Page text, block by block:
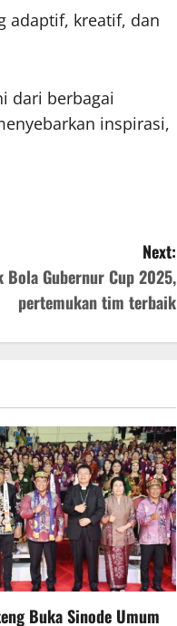
adaptif, kreatif, dan
dari berbagai
inspirasi,
Next:
Bola Gubernur Cup 2025,
pertemukan tim terbaik
Buka Sinode Umum